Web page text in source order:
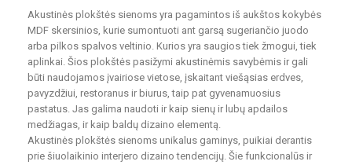
Akustinės plokštės sienoms yra pagamintos iš aukštos kokybės
MDF skersinios, kurie sumontuoti ant garsą sugeriančio juodo
arba pilkos spalvos veltinio. Kurios yra saugios tiek žmogui, tiek
aplinkai. Šios plokštės pasižymi akustinėmis savybėmis ir gali
būti naudojamos įvairiose vietose, įskaitant viešąsias erdves,
pavyzdžiui, restoranus ir biurus, taip pat gyvenamuosius
pastatus. Jas galima naudoti ir kaip sienų ir lubų apdailos
medžiagas, ir kaip baldų dizaino elementą.
Akustinės plokštės sienoms unikalus gaminys, puikiai derantis
prie šiuolaikinio interjero dizaino tendencijų. Šie funkcionalūs ir